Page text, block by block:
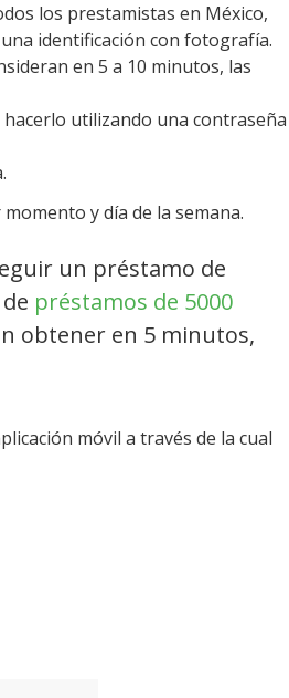
los prestamistas en México,
identificación con fotografía.
en 5 a 10 minutos, las
utilizando una contraseña
y día de la semana.
un préstamo de
préstamos de 5000
obtener en 5 minutos,
móvil a través de la cual